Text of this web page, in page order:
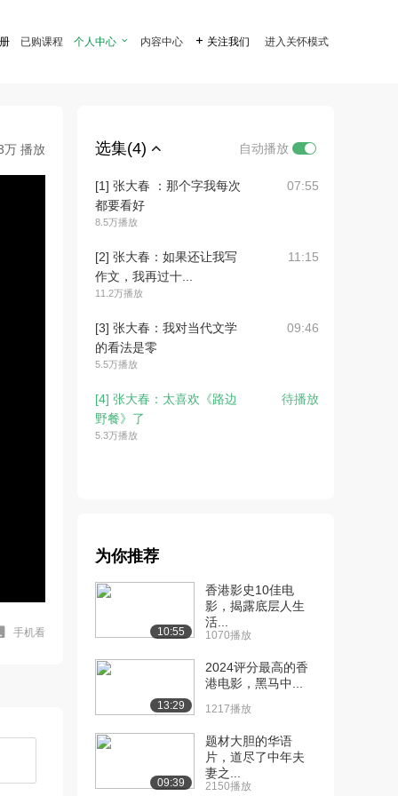
已购课程 个人中心  内容中心  关注我们 进入关怀模式
万 播放
手机看
选集(4) 自动播放
[1] 张大春 ：那个字我每次
都要看好
8.5万播放
07:55
[2] 张大春：如果还让我写
作文，我再过十...
11.2万播放
11:15
[3] 张大春：我对当代文学
的看法是零
5.5万播放
09:46
[4] 张大春：太喜欢《路边
野餐》了
5.3万播放
待播放
为你推荐
10:55
香港影史10佳电
影，揭露底层人生
活...
1070播放
13:29
2024评分最高的香
港电影，黑马中...
1217播放
09:39
题材大胆的华语
片，道尽了中年夫
妻之...
2150播放